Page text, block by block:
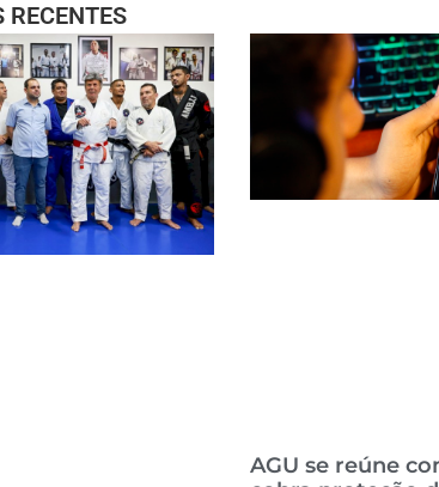
RECENTES
AGU se reúne